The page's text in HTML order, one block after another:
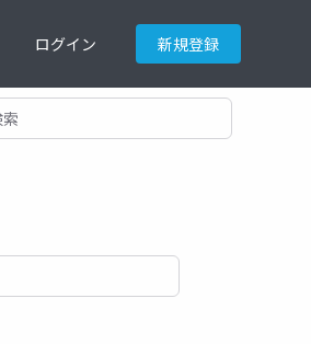
ログイン 新規登録